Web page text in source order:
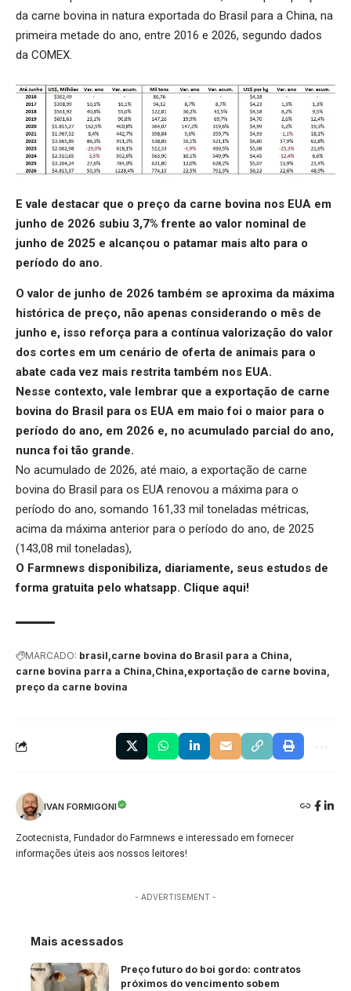
da carne bovina in natura exportada do Brasil para a China, na
primeira metade do ano, entre 2016 e 2026, segundo dados
da COMEX.
E vale destacar que o preço da carne bovina nos EUA em
junho de 2026 subiu 3,7% frente ao valor nominal de
junho de 2025 e alcançou o patamar mais alto para o
período do ano.
O valor de junho de 2026 também se aproxima da máxima
histórica de preço, não apenas considerando o mês de
junho e, isso reforça para a contínua valorização do valor
dos cortes em um cenário de oferta de animais para o
abate cada vez mais restrita também nos EUA.
Nesse contexto, vale lembrar que a exportação de carne
bovina do Brasil para os EUA em maio foi o maior para o
período do ano, em 2026 e, no acumulado parcial do ano,
nunca foi tão grande.
No acumulado de 2026, até maio, a exportação de carne
bovina do Brasil para os EUA renovou a máxima para o
período do ano, somando 161,33 mil toneladas métricas,
acima da máxima anterior para o período do ano, de 2025
(143,08 mil toneladas),
O Farmnews disponibiliza, diariamente, seus estudos de
forma gratuita pelo whatsapp. Clique aqui!
MARCADO: brasil carne bovina do Brasil para a China
carne bovina parra a China China exportação de carne bovina
preço da carne bovina
IVAN FORMIGONI
Zootecnista, Fundador do Farmnews e interessado em fornecer
informações úteis aos nossos leitores!
- ADVERTISEMENT -
Mais acessados
Preço futuro do boi gordo: contratos
próximos do vencimento sobem